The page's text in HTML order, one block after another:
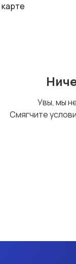
Увы, мы
Смягчите